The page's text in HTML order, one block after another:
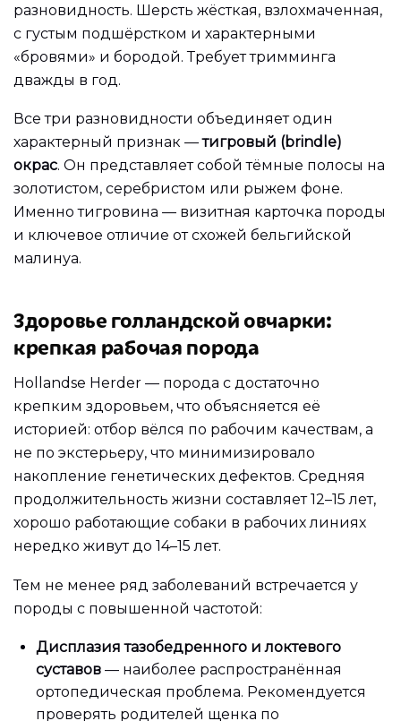
разновидность. Шерсть жёсткая, взлохмаченная,
с густым подшёрстком и характерными
«бровями» и бородой. Требует тримминга
дважды в год.
Все три разновидности объединяет один
характерный признак —тигровый (brindle)
окрас. Он представляет собой тёмные полосы на
золотистом, серебристом или рыжем фоне.
Именно тигровина — визитная карточка породы
и ключевое отличие от схожей бельгийской
малинуа.
Здоровье голландской овчарки:
крепкая рабочая порода
Hollandse Herder — порода с достаточно
крепким здоровьем, что объясняется её
историей: отбор вёлся по рабочим качествам, а
не по экстерьеру, что минимизировало
накопление генетических дефектов. Средняя
продолжительность жизни составляет 12–15 лет,
хорошо работающие собаки в рабочих линиях
нередко живут до 14–15 лет.
Тем не менее ряд заболеваний встречается у
породы с повышенной частотой:
Дисплазия тазобедренного и локтевого
суставов — наиболее распространённая
ортопедическая проблема. Рекомендуется
проверять родителей щенка по